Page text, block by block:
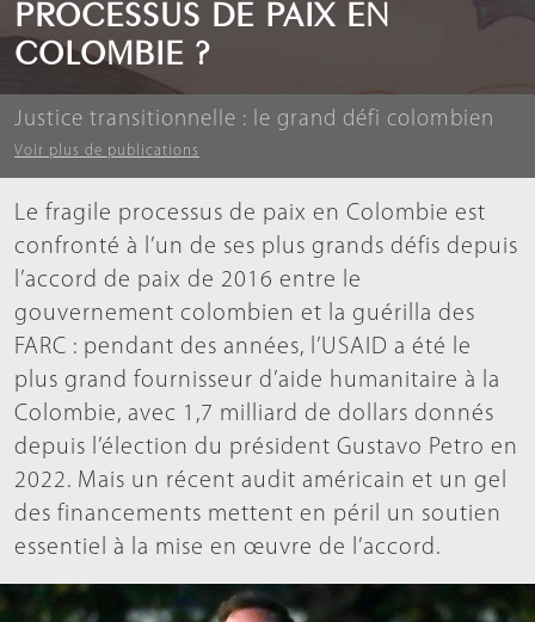
Justice transitionnelle : le grand défi colombien
Voir plus de publications
PROCESSUS DE PAIX EN
COLOMBIE ?
Le fragile processus de paix en Colombie est
confronté à l’un de ses plus grands défis depuis
l’accord de paix de 2016 entre le
gouvernement colombien et la guérilla des
FARC : pendant des années, l’USAID a été le
plus grand fournisseur d’aide humanitaire à la
Colombie, avec 1,7 milliard de dollars donnés
depuis l’élection du président Gustavo Petro en
2022. Mais un récent audit américain et un gel
des financements mettent en péril un soutien
essentiel à la mise en œuvre de l’accord.